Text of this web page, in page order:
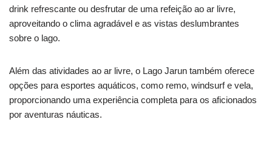
drink refrescante ou desfrutar de uma refeição ao ar livre,
aproveitando o clima agradável e as vistas deslumbrantes
sobre o lago.
Além das atividades ao ar livre, o Lago Jarun também oferece
opções para esportes aquáticos, como remo, windsurf e vela,
proporcionando uma experiência completa para os aficionados
por aventuras náuticas.